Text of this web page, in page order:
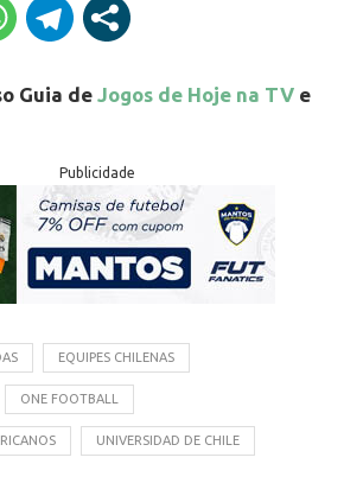
Guia de Jogos de Hoje na TV e
Publicidade
EQUIPES CHILENAS
ONE FOOTBALL
UNIVERSIDAD DE CHILE